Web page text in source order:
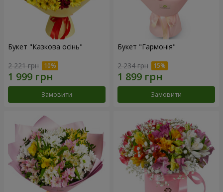
Букет "Казкова осінь"
2 221 грн
Замовити
Букет "Гармонія"
2 234 грн
Замовити